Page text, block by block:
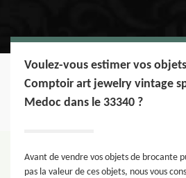
Voulez-vous estimer vos
Comptoir art jewelry vintage
Medoc dans le 33340 ?
Avant de vendre vos objets de brocante
pas la valeur de ces objets, nous vous